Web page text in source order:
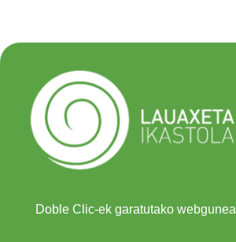
Doble Clic-ek garatutako webgunea